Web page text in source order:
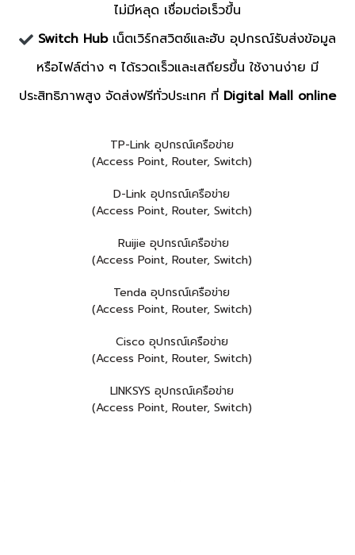
ไม่มีหลุด เชื่อมต่อเร็วขึ้น
Switch Hubเน็ตเวิร์กสวิตซ์และฮับ อุปกรณ์รับส่งข้อมูล
หรือไฟล์ต่าง ๆ ได้รวดเร็วและเสถียรขึ้น ใช้งานง่าย มี
ประสิทธิภาพสูง จัดส่งฟรีทั่วประเทศ ที่ Digital Mall online
TP-Link อุปกรณ์เครือข่าย
(Access Point, Router, Switch)
D-Link อุปกรณ์เครือข่าย
(Access Point, Router, Switch)
Ruijie อุปกรณ์เครือข่าย
(Access Point, Router, Switch)
Tenda อุปกรณ์เครือข่าย
(Access Point, Router, Switch)
Cisco อุปกรณ์เครือข่าย
(Access Point, Router, Switch)
LINKSYS อุปกรณ์เครือข่าย
(Access Point, Router, Switch)